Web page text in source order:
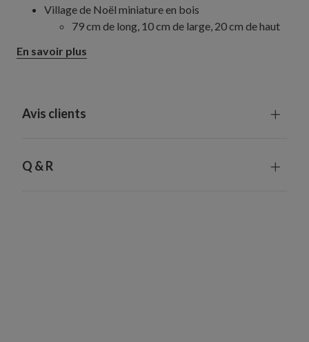
Village de Noël miniature en bois
79 cm de long, 10 cm de large, 20 cm de haut
Calendrier de l'Avent village de Noël en bois
Télécommande fournie et minuteur intégré : 6 h
En savoir plus
Avis clients
Q & R